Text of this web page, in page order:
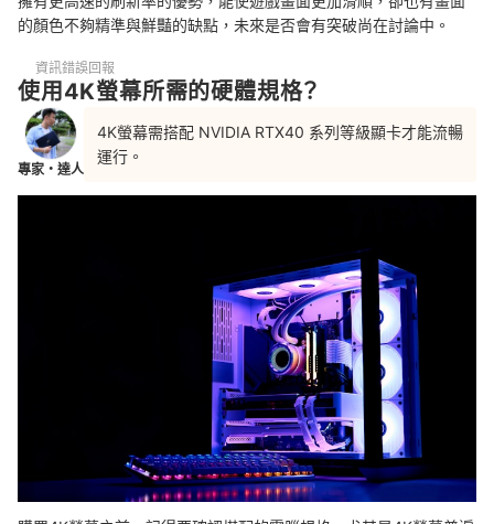
的顏色不夠精準與鮮豔的缺點，未來是否會有突破尚在討論中。
資訊錯誤回報
使用4K螢幕所需的硬體規格？
專家・達人
4K螢幕需搭配 NVIDIA RTX40 系列等級顯卡才能流暢
運行。